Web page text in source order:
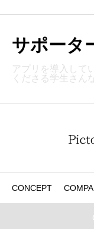
サポータ
アプリを導入して
くださる学生さん
CONCEPT